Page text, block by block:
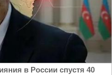
в России спустя 40